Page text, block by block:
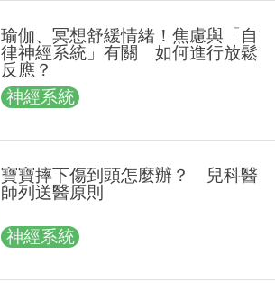
瑜伽、冥想舒緩情緒！焦慮與「自
律神經系統」有關 如何進行放鬆
反應？
神經系統
寶寶摔下傷到頭怎麼辦？ 兒科醫
師列送醫原則
神經系統